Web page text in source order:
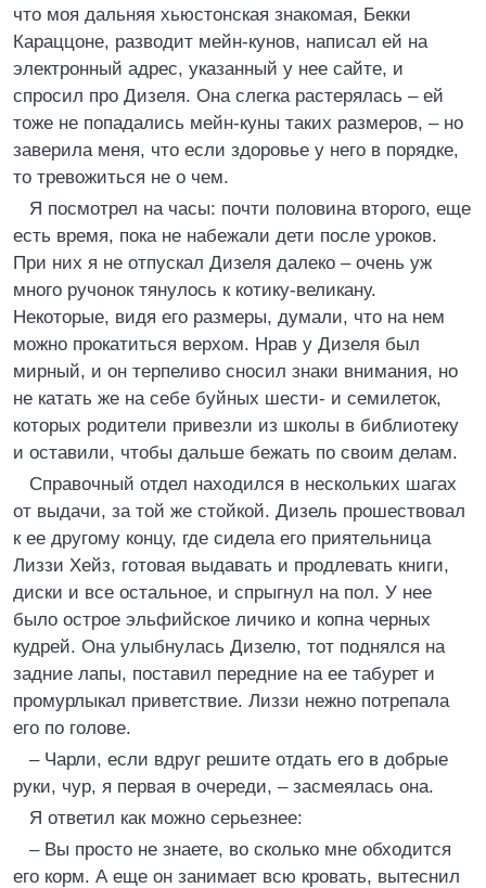
что моя дальняя хьюстонская знакомая, Бекки
Караццоне, разводит мейн-кунов, написал ей на
электронный адрес, указанный у нее сайте, и
спросил про Дизеля. Она слегка растерялась – ей
тоже не попадались мейн-куны таких размеров, – но
заверила меня, что если здоровье у него в порядке,
то тревожиться не о чем.
Я посмотрел на часы: почти половина второго, еще
есть время, пока не набежали дети после уроков.
При них я не отпускал Дизеля далеко – очень уж
много ручонок тянулось к котику-великану.
Некоторые, видя его размеры, думали, что на нем
можно прокатиться верхом. Нрав у Дизеля был
мирный, и он терпеливо сносил знаки внимания, но
не катать же на себе буйных шести- и семилеток,
которых родители привезли из школы в библиотеку
и оставили, чтобы дальше бежать по своим делам.
Справочный отдел находился в нескольких шагах
от выдачи, за той же стойкой. Дизель прошествовал
к ее другому концу, где сидела его приятельница
Лиззи Хейз, готовая выдавать и продлевать книги,
диски и все остальное, и спрыгнул на пол. У нее
было острое эльфийское личико и копна черных
кудрей. Она улыбнулась Дизелю, тот поднялся на
задние лапы, поставил передние на ее табурет и
промурлыкал приветствие. Лиззи нежно потрепала
его по голове.
– Чарли, если вдруг решите отдать его в добрые
руки, чур, я первая в очереди, – засмеялась она.
Я ответил как можно серьезнее:
– Вы просто не знаете, во сколько мне обходится
его корм. А еще он занимает всю кровать, вытеснил